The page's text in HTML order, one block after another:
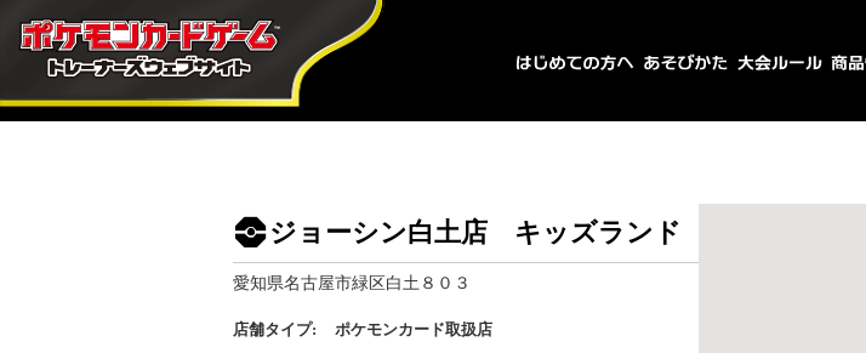
ジョーシン白土店 キッズランド
愛知県名古屋市緑区白土８０３
店舗タイプ: ポケモンカード取扱店